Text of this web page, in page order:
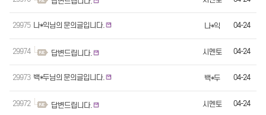
29975 나*익님의 문의글입니다. 나*익 04-24
29974 답변드립니다. 시멘토 04-24
29973 백*두님의 문의글입니다. 백*두 04-24
29972 답변드립니다. 시멘토 04-24